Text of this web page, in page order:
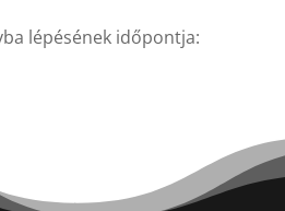
lépésének időpontja: